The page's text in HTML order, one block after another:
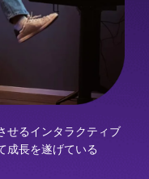
せるインタラクティブ
成長を遂げている